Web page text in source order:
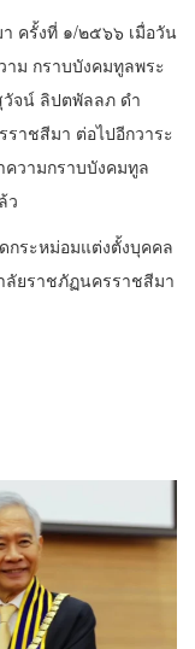
ครั้งที่ ๑/๒๕๖๖ เมื่อวัน
ม กราบบังคมทูลพระ
จน์ ลิปตพัลลภ ดํา
าชสีมา ต่อไปอีกวาระ
วามกราบบังคมทูล
ว
กระหม่อมแต่งตั้งบุคคล
ลัยราชภัฏนครราชสีมา